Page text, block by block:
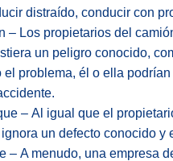
distraído, conducir con
– Los propietarios del
un peligro conocido,
problema, él o ella
– Al igual que el
un defecto conocido y
– A menudo, una empresa